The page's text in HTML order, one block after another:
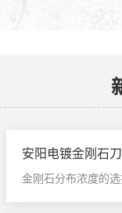
金刚石分布浓度的